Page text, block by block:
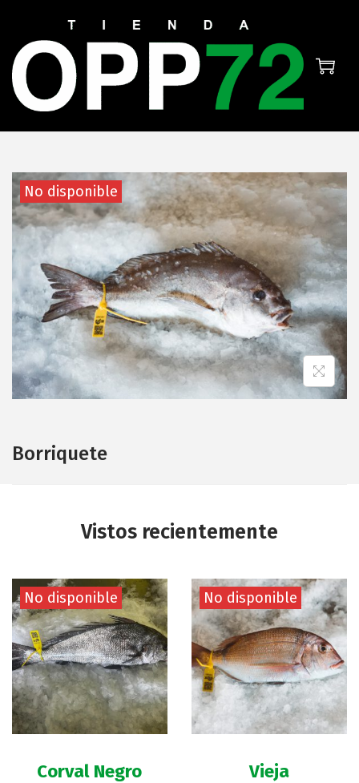
No disponible
Borriquete
Vistos recientemente
No disponible
Corval Negro
No disponible
Vieja
El estado de la mar no permite
faenar. Tienda cerrada
temporalmente.